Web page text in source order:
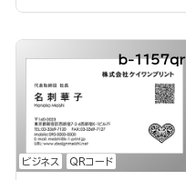
ビジネス QRコード
b-1157qr